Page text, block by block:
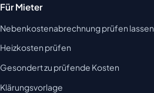
Für Mieter
Nebenkostenabrechnung prüfen lassen
Heizkosten prüfen
Gesondert zu prüfende Kosten
Klärungsvorlage